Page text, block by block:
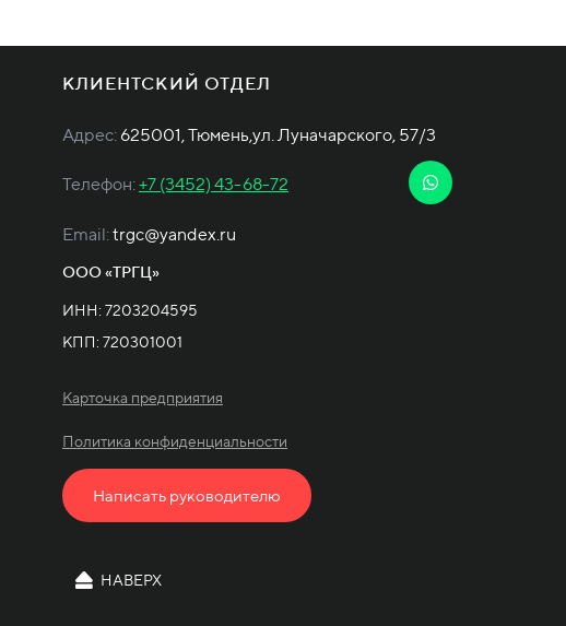
КЛИЕНТСКИЙ ОТДЕЛ
Адрес: 625001, Тюмень,ул. Луначарского, 57/3
Телефон:+7 (3452) 43-68-72
Email:trgc@yandex.ru
ООО «ТРГЦ»
ИНН: 7203204595
КПП: 720301001
Карточка предприятия
Политика конфиденциальности
Написать руководителю
НАВЕРХ